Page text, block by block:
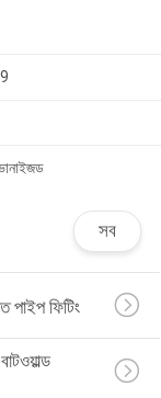
সব
পাইপ ফিটিং